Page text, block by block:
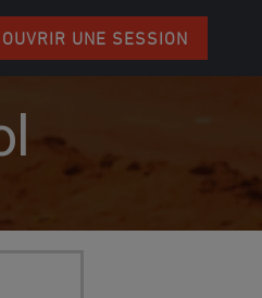
OUVRIR UNE SESSION